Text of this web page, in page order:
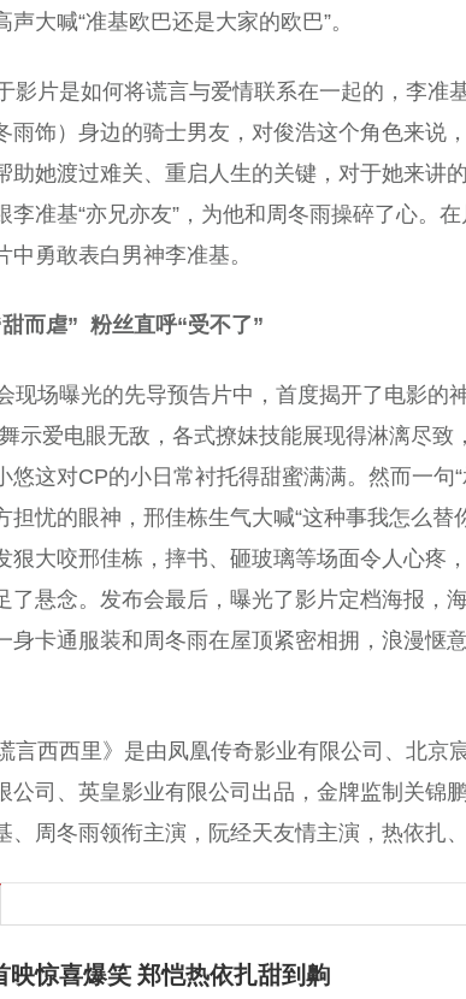
声大喊“准基欧巴还是大家的欧巴”。
片是如何将谎言与爱情联系在一起的，李准
雨饰）身边的骑士男友，对俊浩这个角色来说
助她渡过难关、重启人生的关键，对于她来讲
李准基“亦兄亦友”，为他和周冬雨操碎了心。
中勇敢表白男神李准基。
而虐” 粉丝直呼“受不了”
场曝光的先导预告片中，首度揭开了电影的
示爱电眼无敌，各式撩妹技能展现得淋漓尽
悠这对CP的小日常衬托得甜蜜满满。然而一句
担忧的眼神，邢佳栋生气大喊“这种事我怎么替
狠大咬邢佳栋，摔书、砸玻璃等场面令人心疼
了悬念。发布会最后，曝光了影片定档海报，
身卡通服装和周冬雨在屋顶紧密相拥，浪漫惬
西西里》是由凤凰传奇影业有限公司、北京
公司、英皇影业有限公司出品，金牌监制关锦
、周冬雨领衔主演，阮经天友情主演，热依扎
映惊喜爆笑 郑恺热依扎甜到齁